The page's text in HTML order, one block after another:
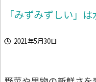
「みずみずしい」
2021年5月30日